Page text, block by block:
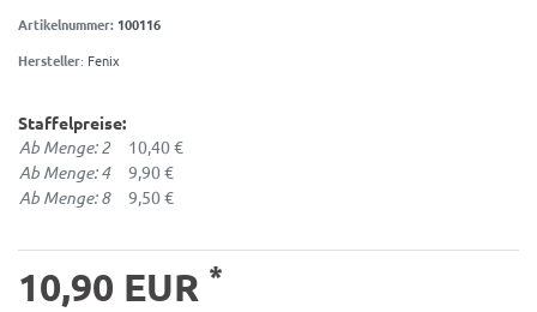
Artikelnummer: 100116
Hersteller: Fenix
Staffelpreise:
Ab Menge: 2 10,40 €
Ab Menge: 4 9,90 €
Ab Menge: 8 9,50 €
10,90 EUR *